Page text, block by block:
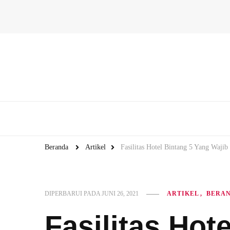
Beranda Artikel Fasilitas Hotel Bintang 5 Yang
DIPERBARUI PADA JUNI 26, 2021 ARTIKEL